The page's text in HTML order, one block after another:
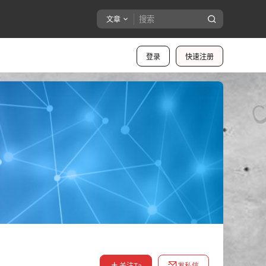
文章
登录 快速注册